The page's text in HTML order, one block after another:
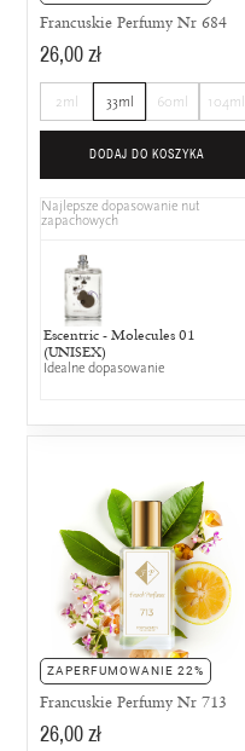
Francuskie Perfumy Nr 684
26,00 zł
2ml 33ml 60ml 104ml
DODAJ DO KOSZYKA
Najlepsze dopasowanie nut
zapachowych
Escentric - Molecules 01
(UNISEX)
Idealne dopasowanie
ZAPERFUMOWANIE 22%
Francuskie Perfumy Nr 713
26,00 zł